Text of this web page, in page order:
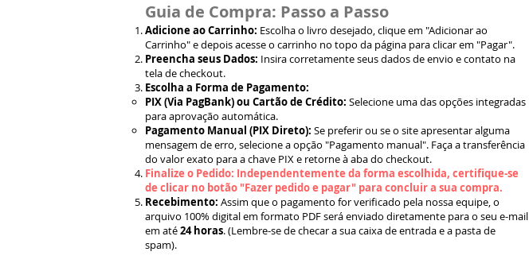
Guia de Compra: Passo a Passo
Adicione ao Carrinho: Escolha o livro desejado, clique em "Adicionar ao
Carrinho" e depois acesse o carrinho no topo da página para clicar em "Pagar".
Preencha seus Dados: Insira corretamente seus dados de envio e contato na
tela de checkout.
Escolha a Forma de Pagamento:
PIX (Via PagBank) ou Cartão de Crédito: Selecione uma das opções integradas
para aprovação automática.
Pagamento Manual (PIX Direto): Se preferir ou se o site apresentar alguma
mensagem de erro, selecione a opção "Pagamento manual". Faça a transferência
do valor exato para a chave PIX e retorne à aba do checkout.
Finalize o Pedido: Independentemente da forma escolhida, certifique-se
de clicar no botão "Fazer pedido e pagar" para concluir a sua compra.
Recebimento: Assim que o pagamento for verificado pela nossa equipe, o
arquivo 100% digital em formato PDF será enviado diretamente para o seu e-mail
em até24 horas. (Lembre-se de checar a sua caixa de entrada e a pasta de
spam).